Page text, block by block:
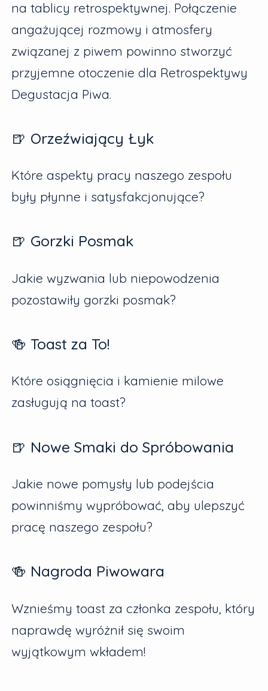
na tablicy retrospektywnej. Połączenie
angażującej rozmowy i atmosfery
związanej z piwem powinno stworzyć
przyjemne otoczenie dla Retrospektywy
Degustacja Piwa.
🍺 Orzeźwiający Łyk
Które aspekty pracy naszego zespołu
były płynne i satysfakcjonujące?
🍺 Gorzki Posmak
Jakie wyzwania lub niepowodzenia
pozostawiły gorzki posmak?
🍻 Toast za To!
Które osiągnięcia i kamienie milowe
zasługują na toast?
🍺 Nowe Smaki do Spróbowania
Jakie nowe pomysły lub podejścia
powinniśmy wypróbować, aby ulepszyć
pracę naszego zespołu?
🍻 Nagroda Piwowara
Wznieśmy toast za członka zespołu, który
naprawdę wyróżnił się swoim
wyjątkowym wkładem!